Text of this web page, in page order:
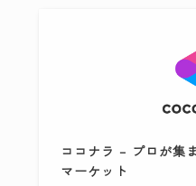
ココナラ – プロが集
マーケット